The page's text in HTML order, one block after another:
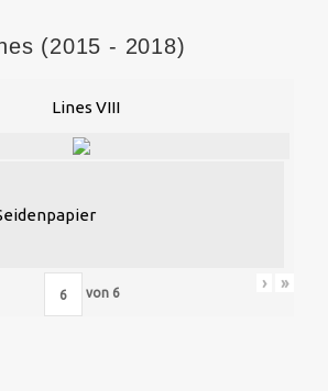
(2015 - 2018)
Lines VIII
von 6
› »